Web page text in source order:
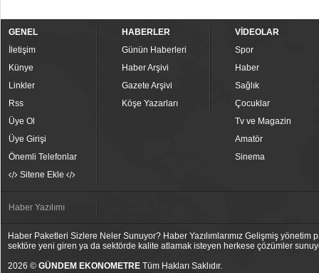
GENEL
İletişim
Künye
Linkler
Rss
Üye Ol
Üye Girişi
Önemli Telefonlar
Sitene Ekle
HABERLER
Günün Haberleri
Haber Arşivi
Gazete Arşivi
Köşe Yazarları
VİDEOLAR
Spor
Haber
Sağlık
Çocuklar
Tv ve Magazin
Amatör
Sinema
Haber Yazılımı
Haber Paketleri Sizlere Neler Sunuyor? Haber Yazılımlarımız Gelişmiş
sektöre yeni giren ya da sektörde kalite atlamak isteyen herkese çözümler
2026 © GÜNDEM EKONOMETRE Tüm Hakları Saklıdır.